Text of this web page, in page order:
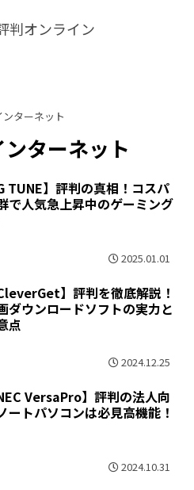
判オンライン
ターネット
ターネット
G TUNE】評判の真相！コスパ
で人気急上昇中のゲーミング
2025.01.01
CleverGet】評判を徹底解説！
ダウンロードソフトの実力と
点
2024.12.25
NEC VersaPro】評判の法人向
ートパソコンは必見高機能！
2024.10.31